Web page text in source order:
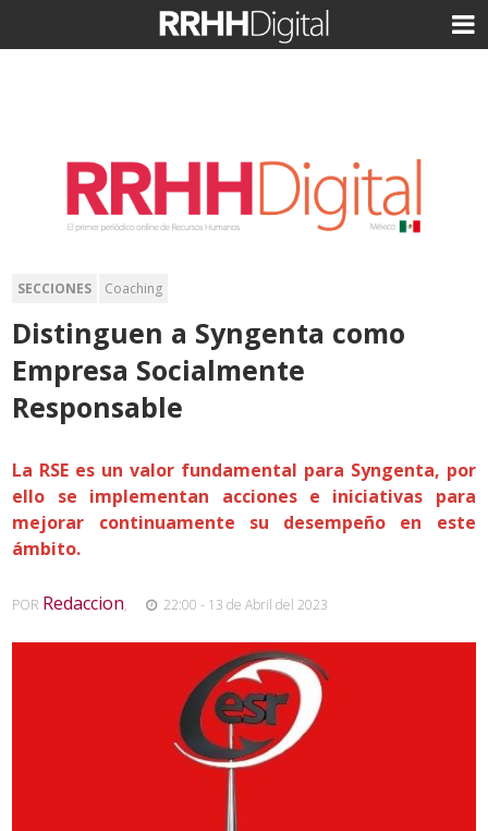
SECCIONES Coaching
Distinguen a Syngenta como
Empresa Socialmente
Responsable
La RSE es un valor fundamental para Syngenta, por
ello se implementan acciones e iniciativas para
mejorar continuamente su desempeño en este
ámbito.
POR Redaccion, 22:00 - 13 de Abril del 2023